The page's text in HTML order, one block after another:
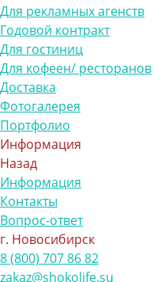
Для рекламных агенств
Годовой контракт
Для гостиниц
Для кофеен/ ресторанов
Доставка
Фотогалерея
Портфолио
Информация
Назад
Информация
Контакты
Вопрос-ответ
г. Новосибирск
8 (800) 707 86 82
zakaz@shokolife.su